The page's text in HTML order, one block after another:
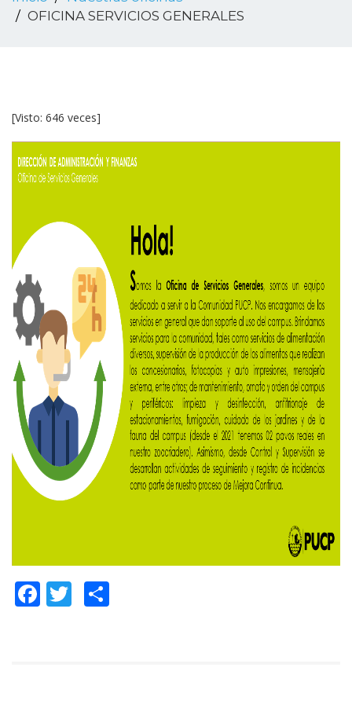
OFICINA SERVICIOS GENERALES
[Visto: 646 veces]
Facebook
Twitter